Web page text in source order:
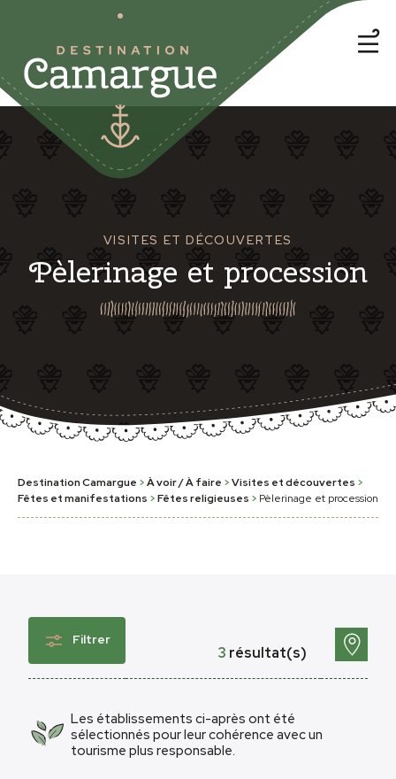
VISITES ET DÉCOUVERTES
Pèlerinage et procession
Destination Camargue >À voir / À faire >Visites et découvertes >
Fêtes et manifestations >Fêtes religieuses > Pèlerinage et procession
Filtrer
3 résultat(s)
Les établissements ci-après ont été
sélectionnés pour leur cohérence avec un
tourisme plus responsable.